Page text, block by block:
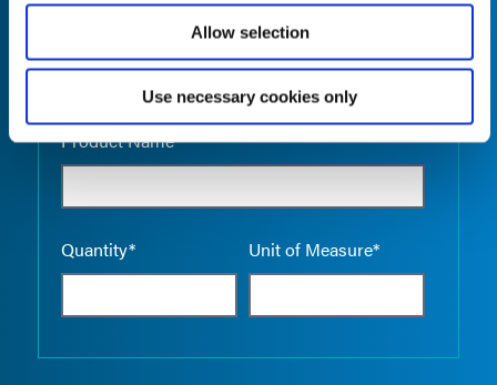
Allow selection
Use necessary cookies only
Product Name*
Quantity* Unit of Measure*
Empty